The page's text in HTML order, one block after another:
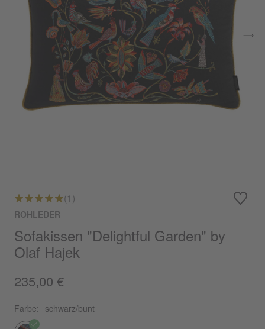
(1)
ROHLEDER
Sofakissen "Delightful Garden" by
Olaf Hajek
235,00 €
Farbe: schwarz/bunt